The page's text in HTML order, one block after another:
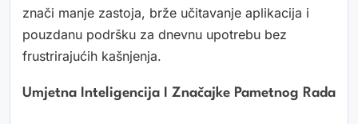
znači manje zastoja, brže učitavanje aplikacija i
pouzdanu podršku za dnevnu upotrebu bez
frustrirajućih kašnjenja.
Umjetna Inteligencija I Značajke Pametnog Rada